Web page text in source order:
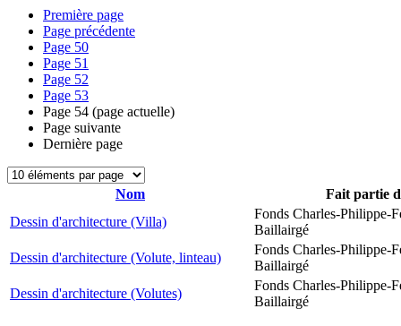
Première page
Page précédente
Page 50
Page 51
Page 52
Page 53
Page 54 (page actuelle)
Page suivante
Dernière page
Nom
Fait partie
Dessin d'architecture (Villa)
Fonds Charles-Philippe-
Baillairgé
Dessin d'architecture (Volute, linteau)
Fonds Charles-Philippe-
Baillairgé
Dessin d'architecture (Volutes)
Fonds Charles-Philippe-
Baillairgé